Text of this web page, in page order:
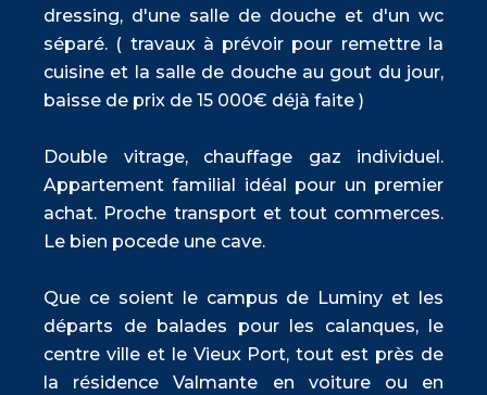
dressing, d'une salle de douche et d'un wc
séparé. ( travaux à prévoir pour remettre la
cuisine et la salle de douche au gout du jour,
baisse de prix de 15 000€ déjà faite )
Double vitrage, chauffage gaz individuel.
Appartement familial idéal pour un premier
achat. Proche transport et tout commerces.
Le bien pocede une cave.
Que ce soient le campus de Luminy et les
départs de balades pour les calanques, le
centre ville et le Vieux Port, tout est près de
la résidence Valmante en voiture ou en